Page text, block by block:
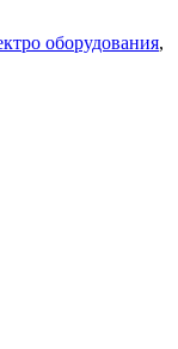
оборудования,